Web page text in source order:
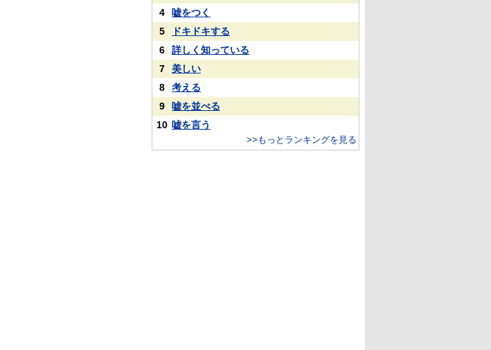
4
嘘をつく
5
ドキドキする
6
詳しく知っている
7
美しい
8
考える
9
嘘を並べる
10 嘘を言う
>>もっとランキングを見る